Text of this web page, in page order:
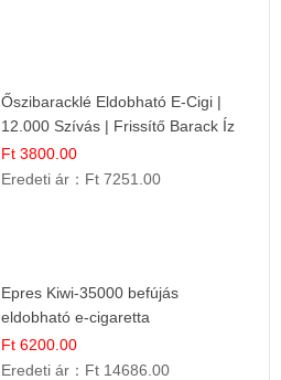
Őszibaracklé Eldobható E-Cigi |
12.000 Szívás | Frissítő Barack Íz
Ft 3800.00
Eredeti ár： Ft 7251.00
Epres Kiwi-35000 befújás
eldobható e-cigaretta
Ft 6200.00
Eredeti ár： Ft 14686.00